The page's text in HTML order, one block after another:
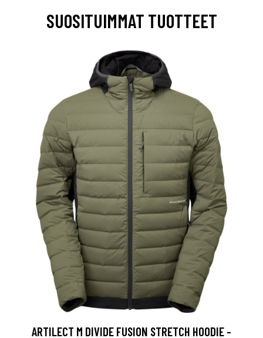
SUOSITUIMMAT TUOTTEET
ARTILECT M DIVIDE FUSION STRETCH HOODIE -